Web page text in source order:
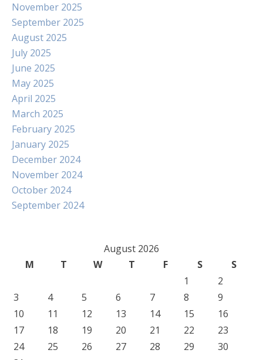
November 2025
September 2025
August 2025
July 2025
June 2025
May 2025
April 2025
March 2025
February 2025
January 2025
December 2024
November 2024
October 2024
September 2024
August 2026
M
T W T F S
S
1
2
3
4 5 6 7 8
9
10
11 12 13 14 15
16
17
18 19 20 21 22
23
24
25 26 27 28 29
30